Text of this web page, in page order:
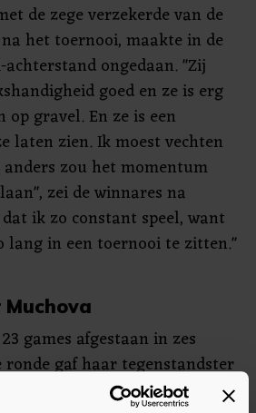
de zege verzekerde van de
het toernooi, maakte in de
achterstand ongedaan. "Zij
goed en ze is erg
gravel. En ze is een
laten zien. Ik moest vechten
zou het momentum
zei de winnares na
ik zo constant speel, want
lang in een toernooi te zitten."
games afgestaan in zes
ronde gaf haar tegenstandster
eerder won de Poolse met